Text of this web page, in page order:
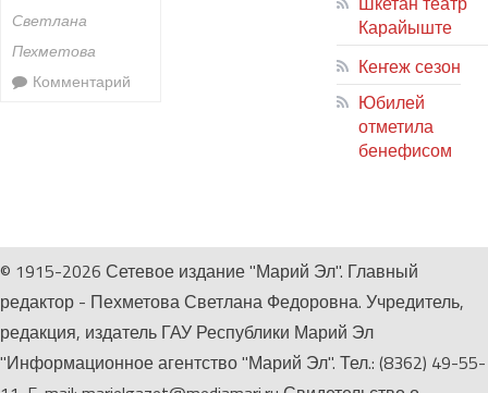
Светлана
Пехметова
Комментарий
Карайыште
Кеҥеж сезон
Юбилей
отметила
бенефисом
© 1915-2026 Сетевое издание "Марий Эл". Главный
редактор - Пехметова Светлана Федоровна. Учредитель,
редакция, издатель ГАУ Республики Марий Эл
"Информационное агентство "Марий Эл". Тел.: (8362) 49-55-